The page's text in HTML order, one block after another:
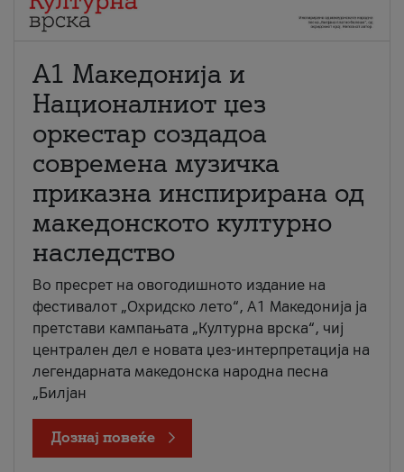
А1 Македонија и
Националниот џез
оркестар создадоа
современа музичка
приказна инспирирана од
македонското културно
наследство
Во пресрет на овогодишното издание на
фестивалот „Охридско лето“, А1 Македонија ја
претстави кампањата „Културна врска“, чиј
централен дел е новата џез-интерпретација на
легендарната македонска народна песна
„Билјан
Дознај повеќе